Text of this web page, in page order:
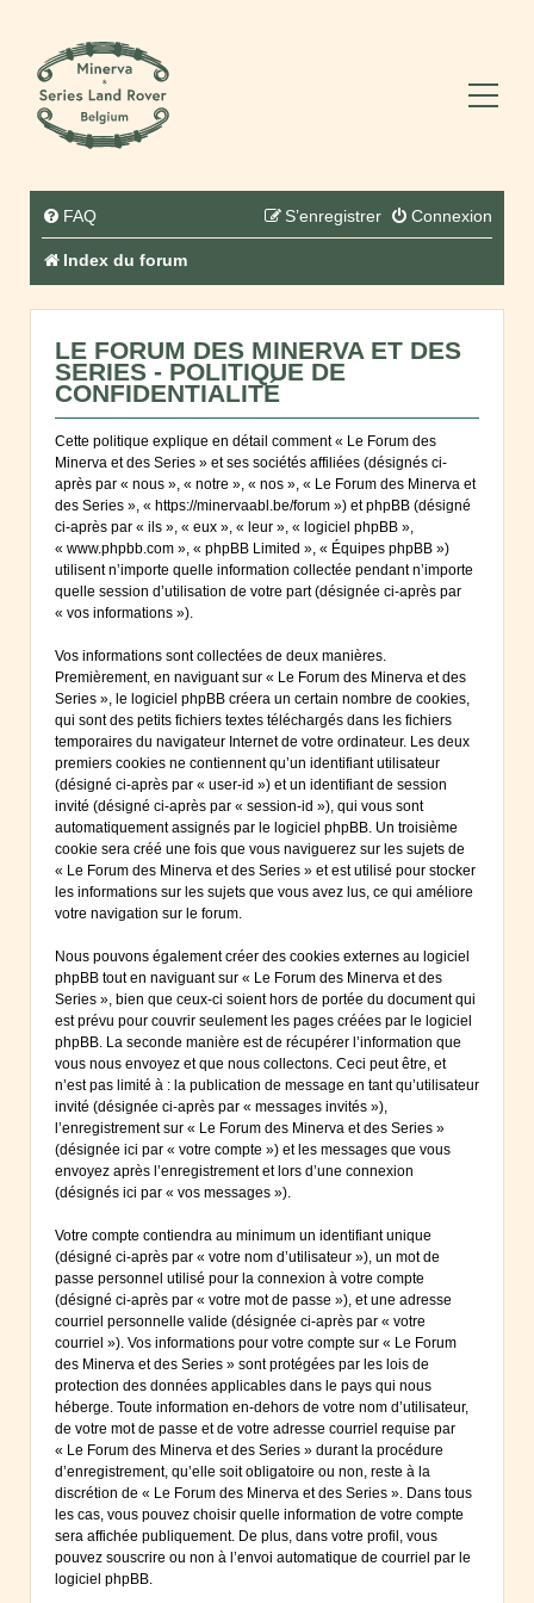
FAQ Connexion
S’enregistrer
Index du forum
LE FORUM DES MINERVA ET DES
SERIES - POLITIQUE DE
CONFIDENTIALITÉ
Cette politique explique en détail comment « Le Forum des
Minerva et des Series » et ses sociétés affiliées (désignés ci-
après par « nous », « notre », « nos », « Le Forum des Minerva et
des Series », « https://minervaabl.be/forum ») et phpBB (désigné
ci-après par « ils », « eux », « leur », « logiciel phpBB »,
« www.phpbb.com », « phpBB Limited », « Équipes phpBB »)
utilisent n’importe quelle information collectée pendant n’importe
quelle session d’utilisation de votre part (désignée ci-après par
« vos informations »).
Vos informations sont collectées de deux manières.
Premièrement, en naviguant sur « Le Forum des Minerva et des
Series », le logiciel phpBB créera un certain nombre de cookies,
qui sont des petits fichiers textes téléchargés dans les fichiers
temporaires du navigateur Internet de votre ordinateur. Les deux
premiers cookies ne contiennent qu’un identifiant utilisateur
(désigné ci-après par « user-id ») et un identifiant de session
invité (désigné ci-après par « session-id »), qui vous sont
automatiquement assignés par le logiciel phpBB. Un troisième
cookie sera créé une fois que vous naviguerez sur les sujets de
« Le Forum des Minerva et des Series » et est utilisé pour stocker
les informations sur les sujets que vous avez lus, ce qui améliore
votre navigation sur le forum.
Nous pouvons également créer des cookies externes au logiciel
phpBB tout en naviguant sur « Le Forum des Minerva et des
Series », bien que ceux-ci soient hors de portée du document qui
est prévu pour couvrir seulement les pages créées par le logiciel
phpBB. La seconde manière est de récupérer l’information que
vous nous envoyez et que nous collectons. Ceci peut être, et
n’est pas limité à : la publication de message en tant qu’utilisateur
invité (désignée ci-après par « messages invités »),
l’enregistrement sur « Le Forum des Minerva et des Series »
(désignée ici par « votre compte ») et les messages que vous
envoyez après l’enregistrement et lors d’une connexion
(désignés ici par « vos messages »).
Votre compte contiendra au minimum un identifiant unique
(désigné ci-après par « votre nom d’utilisateur »), un mot de
passe personnel utilisé pour la connexion à votre compte
(désigné ci-après par « votre mot de passe »), et une adresse
courriel personnelle valide (désignée ci-après par « votre
courriel »). Vos informations pour votre compte sur « Le Forum
des Minerva et des Series » sont protégées par les lois de
protection des données applicables dans le pays qui nous
héberge. Toute information en-dehors de votre nom d’utilisateur,
de votre mot de passe et de votre adresse courriel requise par
« Le Forum des Minerva et des Series » durant la procédure
d’enregistrement, qu’elle soit obligatoire ou non, reste à la
discrétion de « Le Forum des Minerva et des Series ». Dans tous
les cas, vous pouvez choisir quelle information de votre compte
sera affichée publiquement. De plus, dans votre profil, vous
pouvez souscrire ou non à l’envoi automatique de courriel par le
logiciel phpBB.